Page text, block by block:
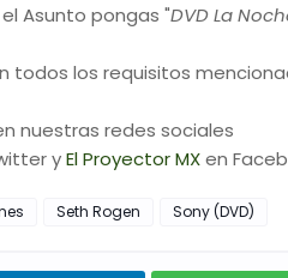
Asunto pongas "DVD La
todos los requisitos
nuestras redes sociales
yEl Proyector MXen
Seth Rogen Sony (DVD)